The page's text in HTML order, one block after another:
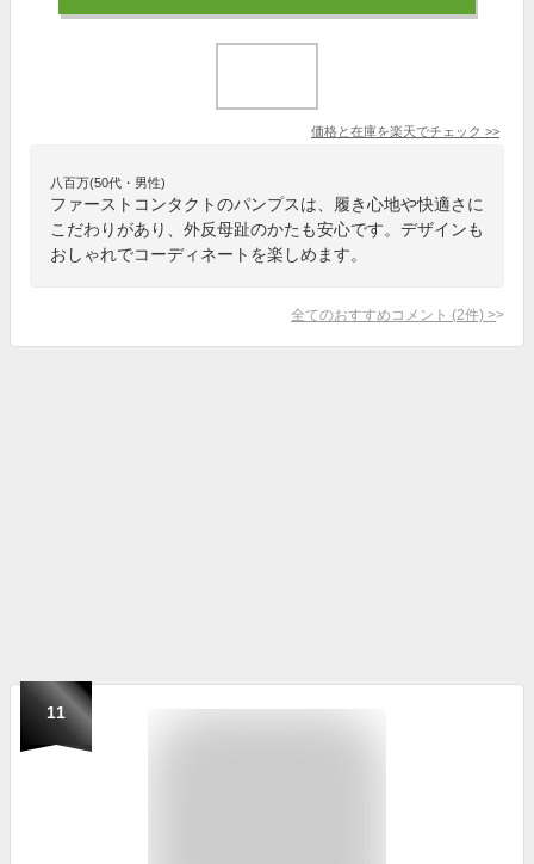
価格と在庫を楽天でチェック >>
八百万(50代・男性)
ファーストコンタクトのパンプスは、履き心地や快適さに
こだわりがあり、外反母趾のかたも安心です。デザインも
おしゃれでコーディネートを楽しめます。
全てのおすすめコメント (2件) >
11